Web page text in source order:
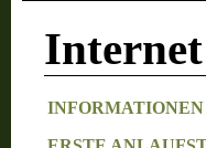
Internet
INFORMATIONEN